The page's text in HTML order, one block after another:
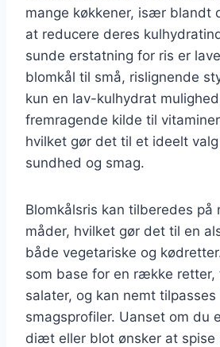
mange køkkener, især blandt
at reducere deres
sunde erstatning for ris er
blomkål til små, rislignende
kun en lav-kulhydrat
fremragende kilde til
hvilket gør det til et ideelt
sundhed og smag.
Blomkålsris kan tilberedes på
måder, hvilket gør det til en
både vegetariske og
som base for en række retter,
salater, og kan nemt tilpasses
smagsprofiler. Uanset om du
diæt eller blot ønsker at spise